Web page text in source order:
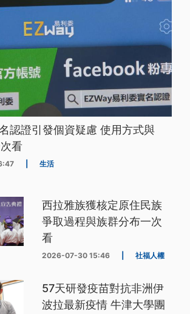
認證引發個資疑慮 使用方式與
看
生活
西拉雅族獲核定原住民族
爭取過程與族群分布一次
看
2026-07-30 15:46 社福人權
57天研發疫苗對抗非洲伊
波拉最新疫情 牛津大學團